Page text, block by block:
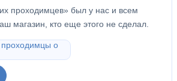
проходимцев» был у нас и всем
магазин, кто еще этого не сделал.